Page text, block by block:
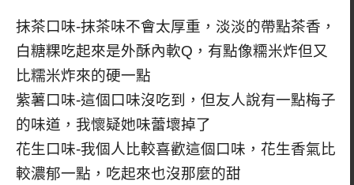
抹茶口味-抹茶味不會太厚重，淡淡的帶點茶香，
白糖粿吃起來是外酥內軟Q，有點像糥米炸但又
比糯米炸來的硬一點
紫薯口味-這個口味沒吃到，但友人說有一點梅子
的味道，我懷疑她味蕾壞掉了
花生口味-我個人比較喜歡這個口味，花生香氣比
較濃郁一點，吃起來也沒那麼的甜